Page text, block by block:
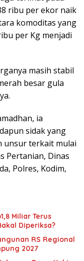
ribu per ekor naik
komoditas yang
per Kg menjadi
masih stabil
besar gula
ia
sidak yang
unsur terkait mulai
Pertanian, Dinas
Polres, Kodim,
Miliar Terus
Diperiksa?
RS Regional
2027